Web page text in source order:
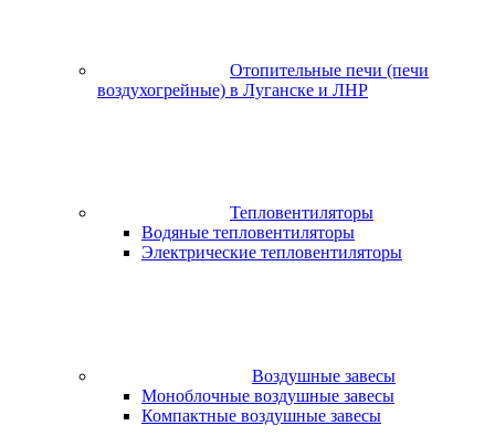
Отопительные печи (печи
воздухогрейные) в Луганске и ЛНР
Тепловентиляторы
Водяные тепловентиляторы
Электрические тепловентиляторы
Воздушные завесы
Моноблочные воздушные завесы
Компактные воздушные завесы